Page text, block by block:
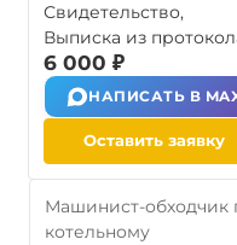
Свидетельство,
Выписка из
6 000 ₽
НАПИСАТЬ В
Оставить заявку
Машинист-обходчик
котельному